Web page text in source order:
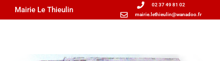
Mairie Le Thieulin
02 37 49 81 02
mairie.lethieulin@wanadoo.fr